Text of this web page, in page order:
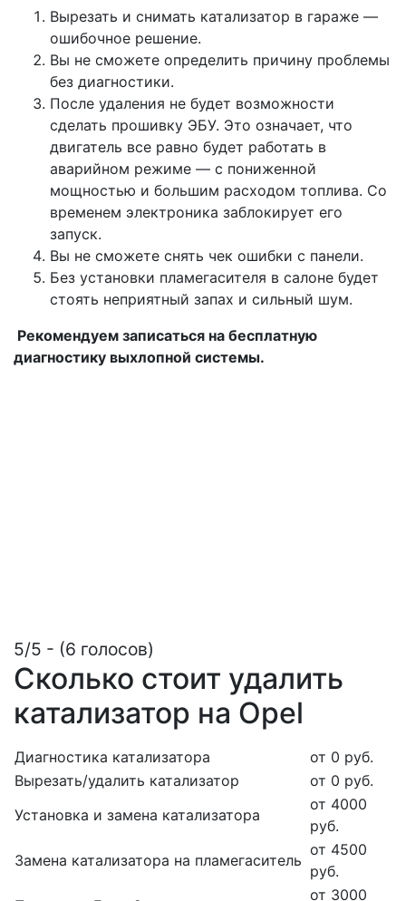
Вырезать и снимать катализатор в гараже —
ошибочное решение.
Вы не сможете определить причину проблемы
без диагностики.
После удаления не будет возможности
сделать прошивку ЭБУ. Это означает, что
двигатель все равно будет работать в
аварийном режиме — с пониженной
мощностью и большим расходом топлива. Со
временем электроника заблокирует его
запуск.
Вы не сможете снять чек ошибки с панели.
Без установки пламегасителя в салоне будет
стоять неприятный запах и сильный шум.
Рекомендуем записаться на бесплатную
диагностику выхлопной системы.
5/5 - (6 голосов)
Сколько стоит удалить
катализатор на Opel
Диагностика катализатора
от 0 руб.
Вырезать/удалить катализатор
от 0 руб.
Установка и замена катализатора
от 4000
руб.
Замена катализатора на пламегаситель
от 4500
руб.
от 3000